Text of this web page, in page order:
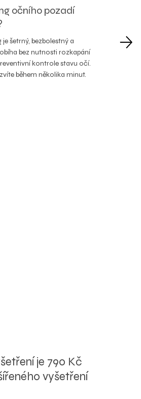
je 790 Kč
vyšetření
očního pozadí
je šetrný, bezbolestný a
bez nutnosti rozkapání
kontrole stavu očí.
během několika minut.